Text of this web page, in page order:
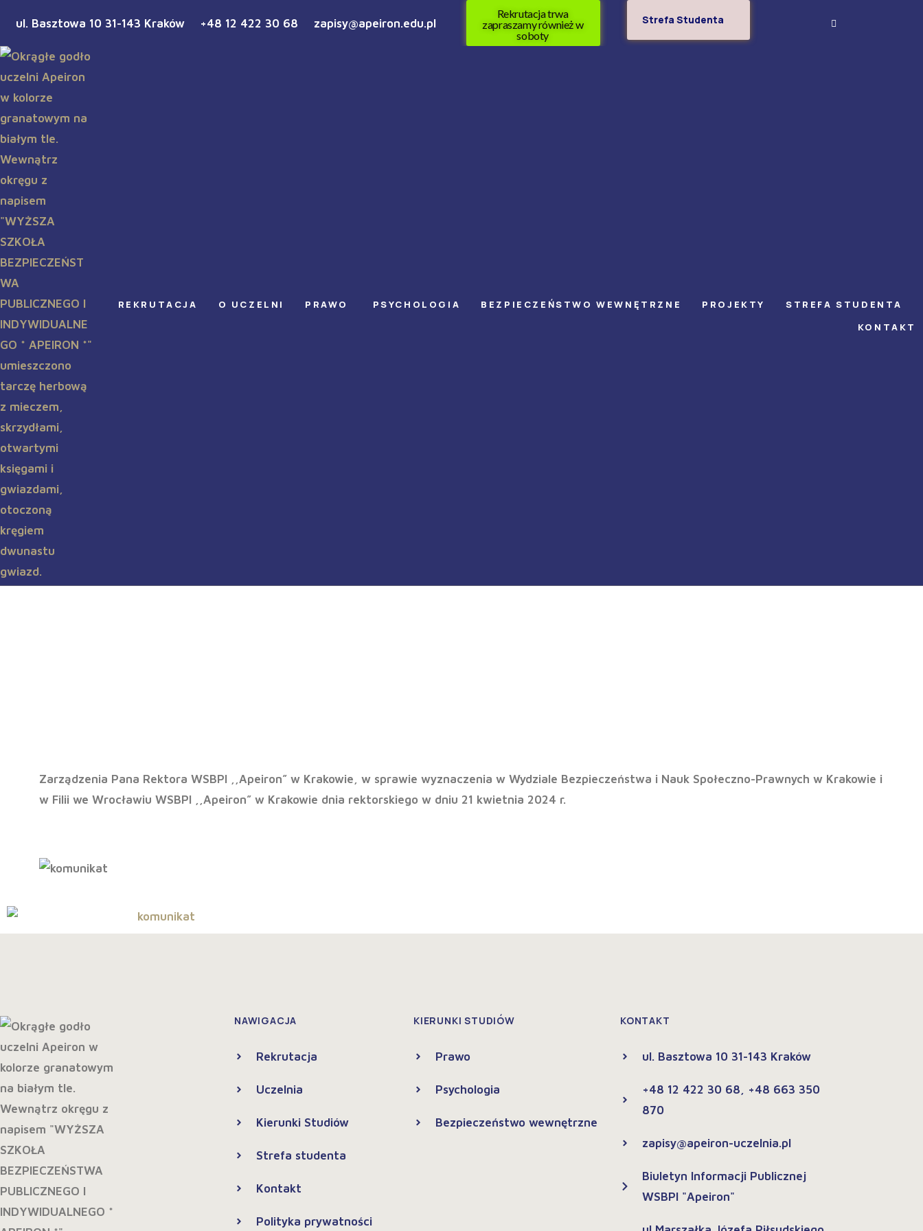
ul. Basztowa 10 31-143 Kraków +48 12 422 30 68 zapisy@apeiron.edu.pl
Rekrutacja trwa
zapraszamy również w
soboty
Strefa Studenta
REKRUTACJA O UCZELNI PRAWO PSYCHOLOGIA BEZPIECZEŃSTWO WEWNĘTRZNE PROJEKTY
STREFA STUDENTA
KONTAKT
Zarządzenia Pana Rektora WSBPI ,,Apeiron” w Krakowie, w sprawie wyznaczenia w Wydziale Bezpieczeństwa i Nauk Społeczno-Prawnych w Krakowie i
w Filii we Wrocławiu WSBPI ,,Apeiron” w Krakowie dnia rektorskiego w dniu 21 kwietnia 2024 r.
NAWIGACJA
Rekrutacja
Uczelnia
Kierunki Studiów
Strefa studenta
Kontakt
Polityka prywatności
KIERUNKI STUDIÓW
Prawo
Psychologia
Bezpieczeństwo wewnętrzne
KONTAKT
ul. Basztowa 10 31-143 Kraków
+48 12 422 30 68, +48 663 350
870
zapisy@apeiron-uczelnia.pl
Biuletyn Informacji Publicznej
WSBPI "Apeiron"